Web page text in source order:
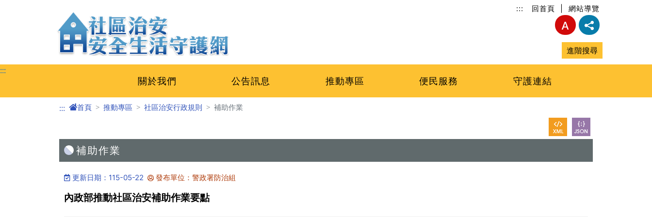
::: 回首頁 網站導覽
進階搜尋
:::
關於我們 公告訊息 推動專區 便民服務 守護連結
::: 首頁 推動專區 社區治安行政規則 補助作業
補助作業
更新日期：115-05-22 發布單位：警政署防治組
內政部推動社區治安補助作業要點